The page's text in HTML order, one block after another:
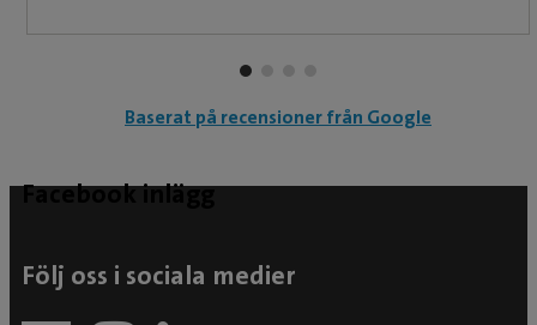
Baserat på recensioner från Google
Facebook inlägg
Följ oss i sociala medier